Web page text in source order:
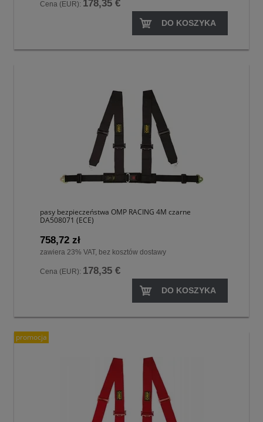
Cena (EUR): 178,35 €
DO KOSZYKA
pasy bezpieczeństwa OMP RACING 4M czarne
DA508071 (ECE)
758,72 zł
zawiera 23% VAT, bez kosztów dostawy
Cena (EUR): 178,35 €
DO KOSZYKA
promocja